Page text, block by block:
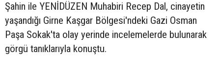
Şahin ile YENİDÜZEN Muhabiri Recep Dal, cinayetin
yaşandığı Girne Kaşgar Bölgesi'ndeki Gazi Osman
Paşa Sokak'ta olay yerinde incelemelerde bulunarak
görgü tanıklarıyla konuştu.